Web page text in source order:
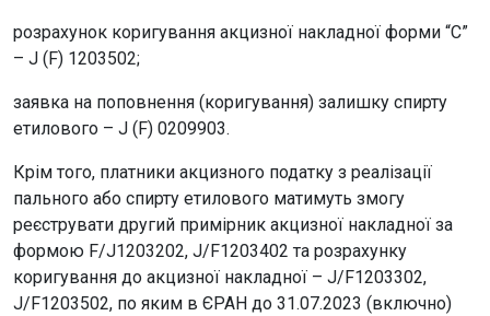
розрахунок коригування акцизної накладної форми “С”
– J (F) 1203502;
заявка на поповнення (коригування) залишку спирту
етилового – J (F) 0209903.
Крім того, платники акцизного податку з реалізації
пального або спирту етилового матимуть змогу
реєструвати другий примірник акцизної накладної за
формою F/J1203202, J/F1203402 та розрахунку
коригування до акцизної накладної – J/F1203302,
J/F1203502, по яким в ЄРАН до 31.07.2023 (включно)